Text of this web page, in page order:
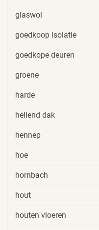
glaswol
goedkoop isolatie
goedkope deuren
groene
harde
hellend dak
hennep
hoe
hornbach
hout
houten vloeren